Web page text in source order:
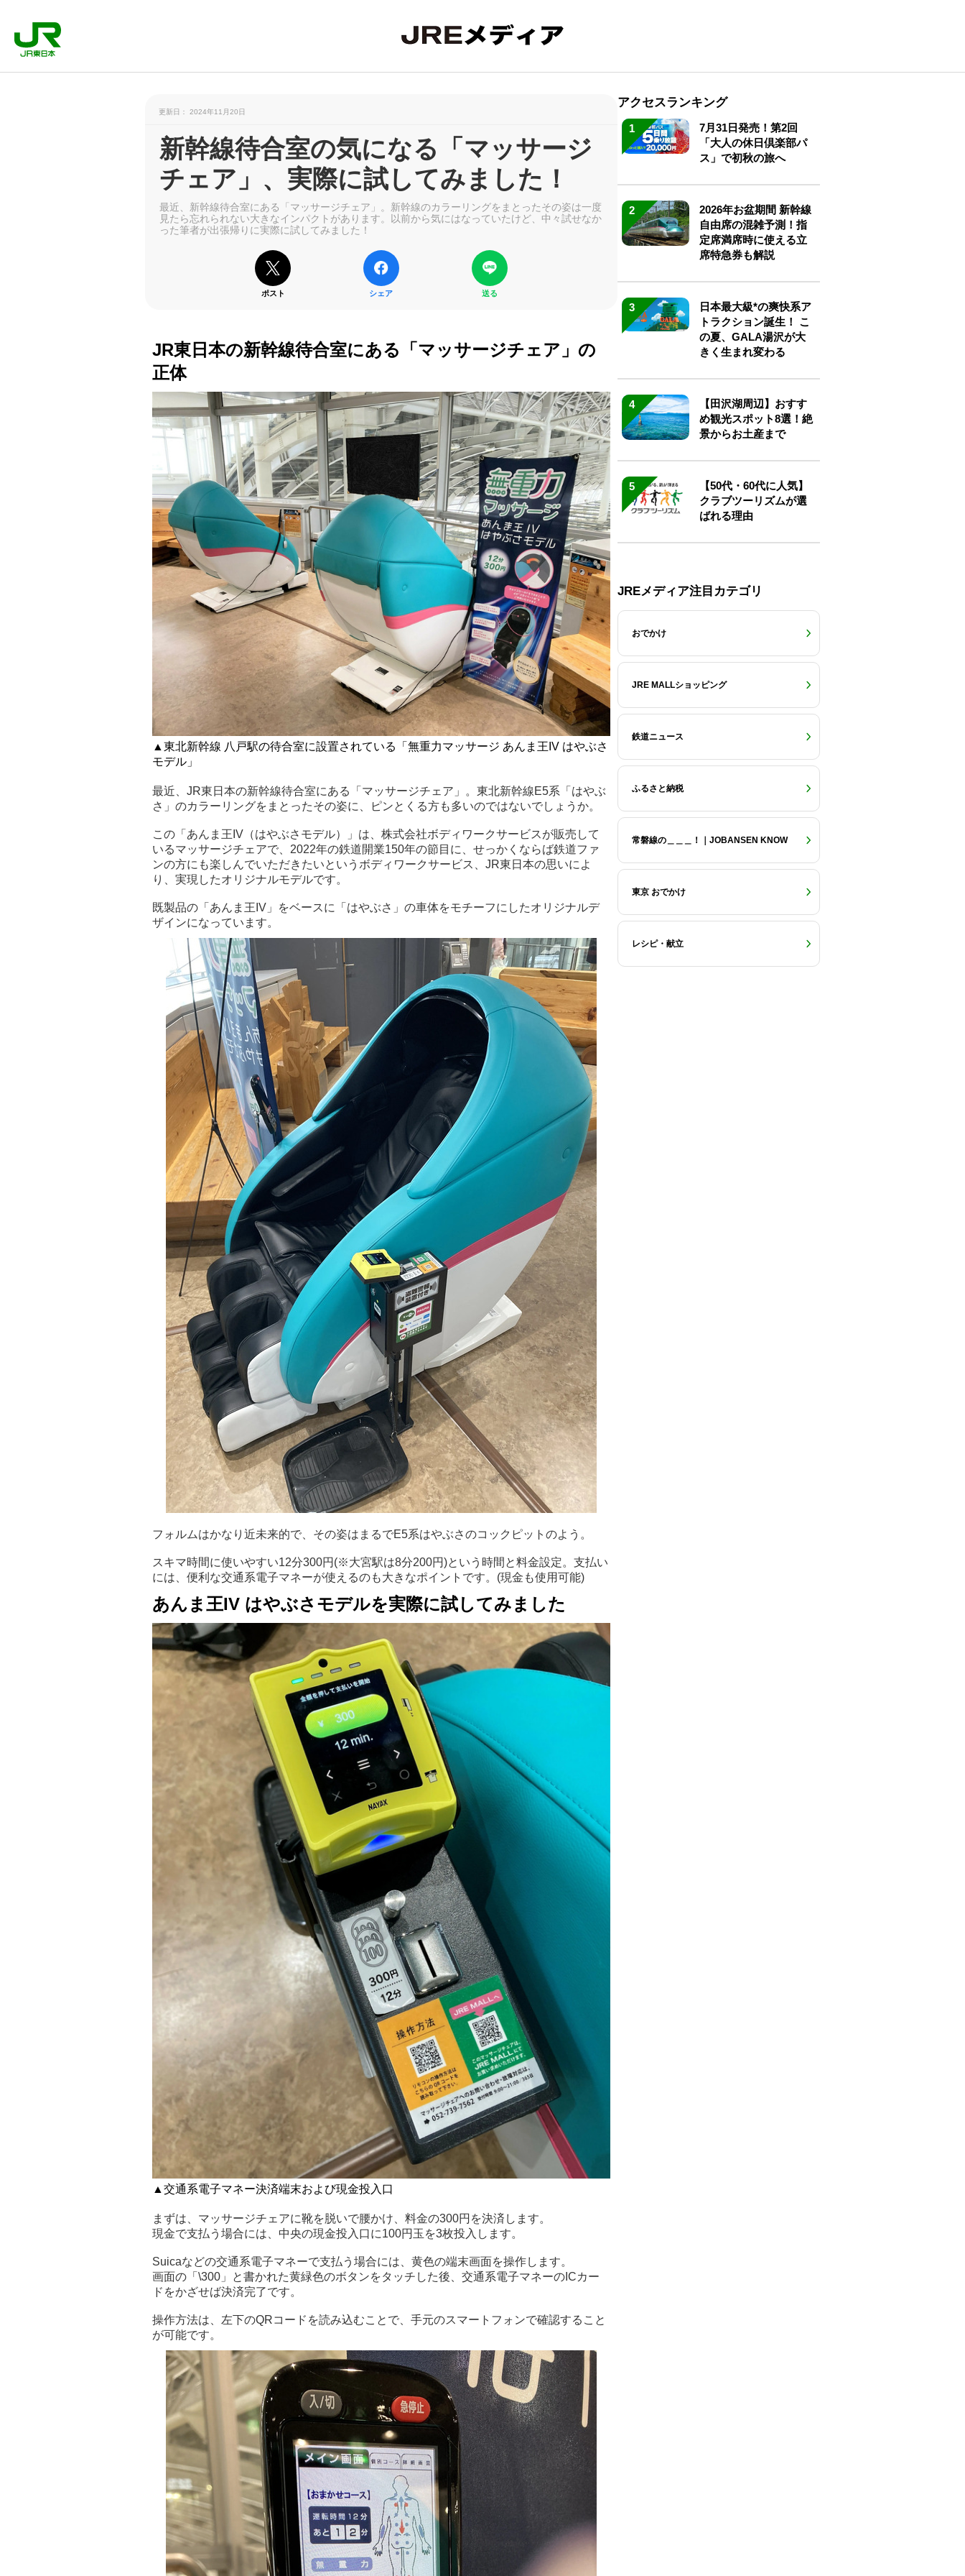
更新日： 2024年11月20日
新幹線待合室の気になる「マッサージ
チェア」、実際に試してみました！
最近、新幹線待合室にある「マッサージチェア」。新幹線のカラーリングをまとったその姿は一度
見たら忘れられない大きなインパクトがあります。以前から気にはなっていたけど、中々試せなか
った筆者が出張帰りに実際に試してみました！
ポスト シェア 送る
JR東日本の新幹線待合室にある「マッサージチェア」の
正体
▲東北新幹線 八戸駅の待合室に設置されている「無重力マッサージ あんま王IV はやぶさ
モデル」
最近、JR東日本の新幹線待合室にある「マッサージチェア」。東北新幹線E5系「はやぶ
さ」のカラーリングをまとったその姿に、ピンとくる方も多いのではないでしょうか。
この「あんま王IV（はやぶさモデル）」は、株式会社ボディワークサービスが販売して
いるマッサージチェアで、2022年の鉄道開業150年の節目に、せっかくならば鉄道ファ
ンの方にも楽しんでいただきたいというボディワークサービス、JR東日本の思いによ
り、実現したオリジナルモデルです。
既製品の「あんま王IV」をベースに「はやぶさ」の車体をモチーフにしたオリジナルデ
ザインになっています。
フォルムはかなり近未来的で、その姿はまるでE5系はやぶさのコックピットのよう。
スキマ時間に使いやすい12分300円(※大宮駅は8分200円)という時間と料金設定。支払い
には、便利な交通系電子マネーが使えるのも大きなポイントです。(現金も使用可能)
あんま王IV はやぶさモデルを実際に試してみました
▲交通系電子マネー決済端末および現金投入口
まずは、マッサージチェアに靴を脱いで腰かけ、料金の300円を決済します。
現金で支払う場合には、中央の現金投入口に100円玉を3枚投入します。
Suicaなどの交通系電子マネーで支払う場合には、黄色の端末画面を操作します。
画面の「\300」と書かれた黄緑色のボタンをタッチした後、交通系電子マネーのICカー
ドをかざせば決済完了です。
操作方法は、左下のQRコードを読み込むことで、手元のスマートフォンで確認すること
が可能です。
アクセスランキング
1
7月31日発売！第2回
「大人の休日倶楽部パ
ス」で初秋の旅へ
2
2026年お盆期間 新幹線
自由席の混雑予測！指
定席満席時に使える立
席特急券も解説
3
日本最大級*の爽快系ア
トラクション誕生！ こ
の夏、GALA湯沢が大
きく生まれ変わる
4
【田沢湖周辺】おすす
め観光スポット8選！絶
景からお土産まで
5
【50代・60代に人気】
クラブツーリズムが選
ばれる理由
JREメディア注目カテゴリ
おでかけ
JRE MALLショッピング
鉄道ニュース
ふるさと納税
常磐線の＿＿＿！｜JOBANSEN KNOW
東京 おでかけ
レシピ・献立